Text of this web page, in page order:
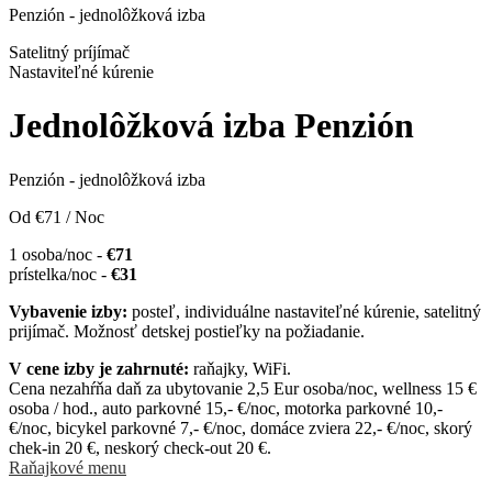
Penzión - jednolôžková izba
Satelitný príjímač
Nastaviteľné kúrenie
Jednolôžková izba Penzión
Penzión - jednolôžková izba
Od €71 / Noc
1 osoba/noc - €71
prístelka/noc - €31
Vybavenie izby: posteľ, individuálne nastaviteľné kúrenie, satelitný
prijímač. Možnosť detskej postieľky na požiadanie.
V cene izby je zahrnuté: raňajky, WiFi.
Cena nezahŕňa daň za ubytovanie 2,5 Eur osoba/noc, wellness 15 €
osoba / hod., auto parkovné 15,- €/noc, motorka parkovné 10,-
€/noc, bicykel parkovné 7,- €/noc, domáce zviera 22,- €/noc, skorý
chek-in 20 €, neskorý check-out 20 €.
Raňajkové menu